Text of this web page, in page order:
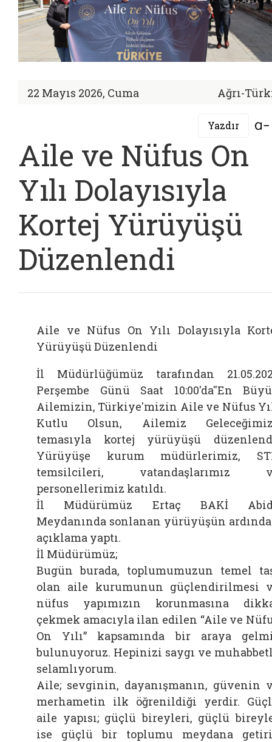
22 Mayıs 2026, Cuma Ağrı-
Yazdır
Aile ve Nüfus On
Yılı Dolayısıyla
Kortej Yürüyüşü
Düzenlendi
Aile ve Nüfus On Yılı Dolayısıyla
Yürüyüşü Düzenlendi
İl Müdürlüğümüz tarafından
Perşembe Günü Saat 10:00'da''En
Ailemizin, Türkiye'mizin Aile ve Nüfus
Kutlu Olsun, Ailemiz
temasıyla kortej yürüyüşü
Yürüyüşe kurum müdürlerimiz,
temsilcileri, vatandaşlarımız
personellerimiz katıldı.
İl Müdürümüz Ertaç BAKİ
Meydanında sonlanan yürüyüşün
açıklama yaptı.
İl Müdürümüz;
Bugün burada, toplumumuzun temel
olan aile kurumunun güçlendirilmesi
nüfus yapımızın korunmasına
çekmek amacıyla ilan edilen “Aile ve
On Yılı” kapsamında bir araya
bulunuyoruz. Hepinizi saygı ve
selamlıyorum.
Aile; sevginin, dayanışmanın, güvenin
merhametin ilk öğrenildiği yerdir.
aile yapısı; güçlü bireyleri, güçlü
ise güçlü bir toplumu meydana